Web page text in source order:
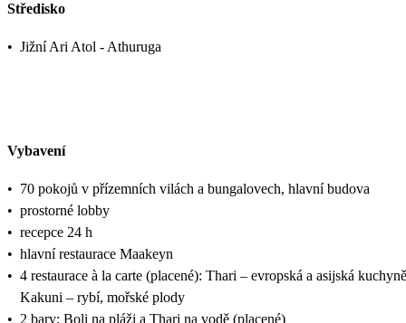
Středisko
• Jižní Ari Atol - Athuruga
Vybavení
• 70 pokojů v přízemních vilách a bungalovech, hlavní budova
• prostorné lobby
• recepce 24 h
• hlavní restaurace Maakeyn
• 4 restaurace à la carte (placené): Thari – evropská a asijská
Kakuni – rybí, mořské plody
• 2 bary: Boli na pláži a Thari na vodě (placené)